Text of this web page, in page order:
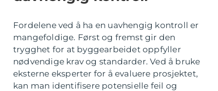
Fordelene ved å ha en uavhengig kontroll er
mangefoldige. Først og fremst gir den
trygghet for at byggearbeidet oppfyller
nødvendige krav og standarder. Ved å bruke
eksterne eksperter for å evaluere prosjektet,
kan man identifisere potensielle feil og